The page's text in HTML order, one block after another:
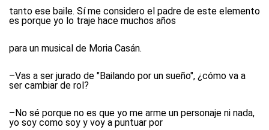
tanto ese baile. Sí me considero el padre de este elemento
es porque yo lo traje hace muchos años
para un musical de Moria Casán.
–Vas a ser jurado de "Bailando por un sueño", ¿cómo va a
ser cambiar de rol?
–No sé porque no es que yo me arme un personaje ni nada,
yo soy como soy y voy a puntuar por